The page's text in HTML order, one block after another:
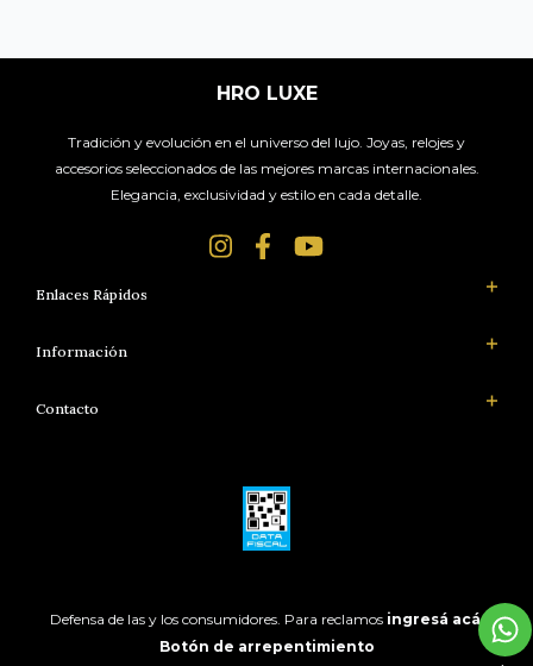
HRO LUXE
Tradición y evolución en el universo del lujo. Joyas, relojes y
accesorios seleccionados de las mejores marcas internacionales.
Elegancia, exclusividad y estilo en cada detalle.
Enlaces Rápidos
Información
Contacto
Defensa de las y los consumidores. Para reclamos ingresá acá.
Botón de arrepentimiento